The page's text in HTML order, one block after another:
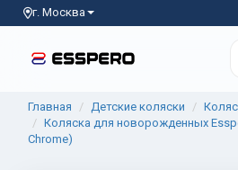
г. Москва
Главная Детские коляски
Коляска для новорожденных
Chrome)